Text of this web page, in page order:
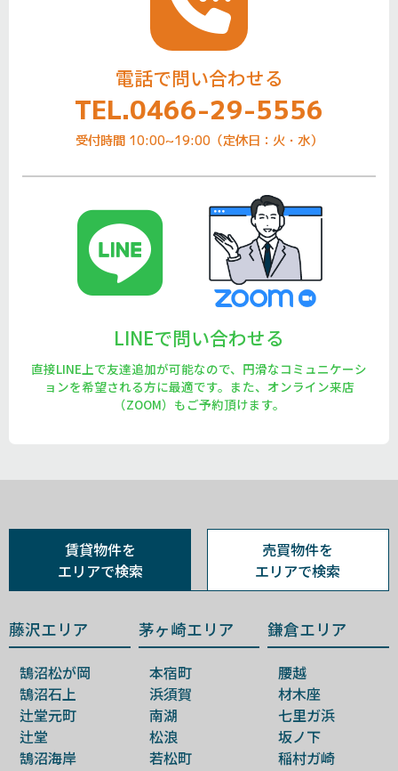
電話で問い合わせる
TEL.0466-29-5556
受付時間 10:00~19:00（定休日：火・水）
LINEで問い合わせる
直接LINE上で友達追加が可能なので、円滑なコミュニケーシ
ョンを希望される方に最適です。また、オンライン来店
（ZOOM）もご予約頂けます。
賃貸物件を
エリアで検索
売買物件を
エリアで検索
藤沢エリア
鵠沼松が岡
鵠沼石上
辻堂元町
辻堂
鵠沼海岸
茅ヶ崎エリア
本宿町
浜須賀
南湖
松浪
若松町
鎌倉エリア
腰越
材木座
七里ガ浜
坂ノ下
稲村ガ崎